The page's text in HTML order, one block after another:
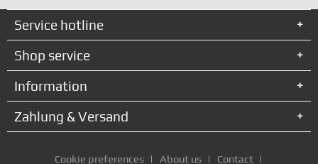
Service hotline
Shop service
Information
Zahlung & Versand
Cookie preferences About us Contact